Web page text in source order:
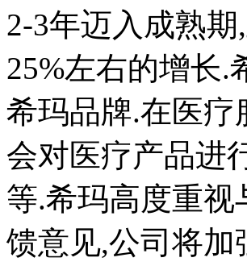
2-3年迈入成熟
25%左右的增长.
希玛品牌.在医疗
会对医疗产品进
等.希玛高度重
馈意见,公司将加